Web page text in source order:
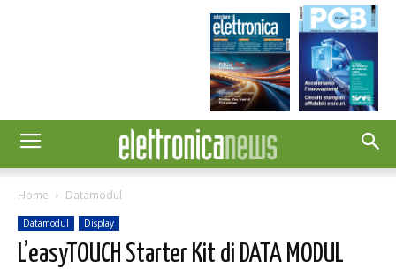
Home Datamodul
Datamodul Display
L’easyTOUCH Starter Kit di DATA MODUL